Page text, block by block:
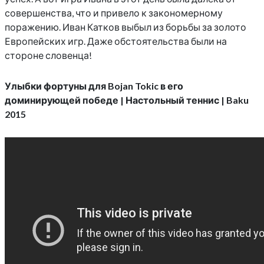
совершенства, что и привело к закономерному
поражению. Иван Катков выбыл из борьбы за золото
Европейских игр. Даже обстоятельства были на
стороне словенца!
Улыбки фортуны для Bojan Tokic в его
доминирующей победе | Настольный теннис | Baku
2015